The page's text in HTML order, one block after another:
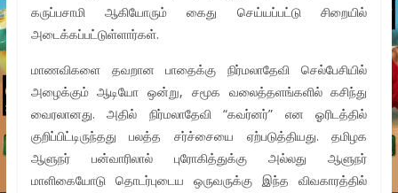
கருப்பசாமி ஆகியோரும் கைது செய்யப்பட்டு சிறையில்
அடைக்கப்பட்டுள்ளார்கள்.
மாணவிகளை தவறான பாதைக்கு நிர்மலாதேவி செல்பேசியில்
அழைக்கும் ஆடியோ ஒன்று, சமூக வலைத்தளங்களில் கசிந்து
வைரலானது. அதில் நிர்மலாதேவி “கவர்னர்” என ஓரிடத்தில்
குறிப்பிட்டிருந்தது பலத்த சர்ச்சையை ஏற்படுத்தியது. தமிழக
ஆளுநர் பன்வாரிலால் புரோகித்துக்கு அல்லது ஆளுநர்
மாளிகையோடு தொடர்புடைய ஒருவருக்கு இந்த விவகாரத்தில்